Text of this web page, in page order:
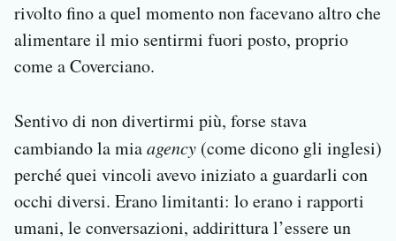
rivolto fino a quel momento non facevano altro che
alimentare il mio sentirmi fuori posto, proprio
come a Coverciano.
Sentivo di non divertirmi più, forse stava
cambiando la miaagency (come dicono gli inglesi)
perché quei vincoli avevo iniziato a guardarli con
occhi diversi. Erano limitanti: lo erano i rapporti
umani, le conversazioni, addirittura l’essere un